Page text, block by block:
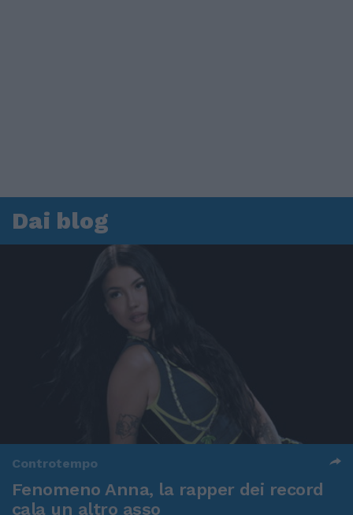
Dai blog
Controtempo
Fenomeno Anna, la rapper dei record
cala un altro asso